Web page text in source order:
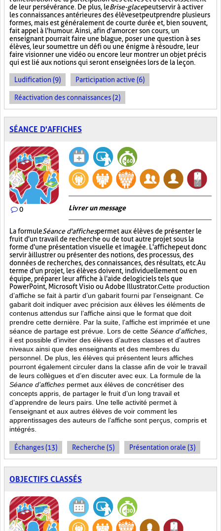
de leur persévérance. De plus, leBrise-glacepeut servir à activer
les connaissances antérieures des élèves et peut prendre plusieurs
formes, mais est généralement de courte durée et, bien souvent,
fait appel à l'humour. Ainsi, afin d'amorcer son cours, un
enseignant pourrait faire une blague, poser une question à ses
élèves, leur soumettre un défi ou une énigme à résoudre, leur
faire visionner une vidéo ou encore leur montrer un objet précis
qui est lié aux notions qui seront enseignées lors de la leçon.
Ludification (9) Participation active (6)
Réactivation des connaissances (2)
SÉANCE D'AFFICHES
0 Livrer un message
La formuleSéance d'affichespermet aux élèves de présenter le
fruit d'un travail de recherche ou de tout autre projet sous la
forme d'une présentation visuelle et imagée. L'affichepeut donc
servir à illustrer ou présenter des notions, des processus, des
données de recherches, des connaissances, des résultats, etc. Au
terme d'un projet, les élèves doivent, individuellement ou en
équipe, préparer leur affiche à l'aide de logiciels tels que
PowerPoint, Microsoft Visio ou Adobe Illustrator.Cette production
d’affiche se fait à partir d’un gabarit fourni par l’enseignant. Ce
gabarit doit indiquer avec précision aux élèves les éléments de
contenus attendus sur l’affiche ainsi que le format que doit
prendre cette dernière. Par la suite, l’affiche est imprimée et une
séance de partage est prévue. Lors de cette Séance d’affiches
il est possible d’inviter des élèves d’autres classes et d’autres
niveaux ainsi que des enseignants et des membres du
personnel. De plus, les élèves qui présentent leurs affiches
pourront également circuler dans la classe afin de voir le travail
de leurs collègues et d’en discuter avec eux. La formule de la
Séance d’affiches permet aux élèves de concrétiser des
concepts appris, de partager le fruit d’un long travail et
d’apprendre de leurs pairs. Une telle activité permet à
l’enseignant et aux autres élèves de voir comment les
apprentissages des auteurs de l’affiche sont perçus, compris et
intégrés.
Échanges (13) Recherche (5) Présentation orale (3)
OBJECTIFS CLASSÉS